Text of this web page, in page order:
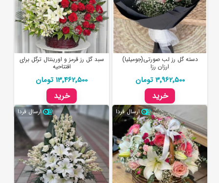
دسته گل رز لب صورتی(جومیلیا)
ارزان رزا
3٬962٬500 تومان
خرید
سبد گل رز قرمز و اورینتال ترگل برای
افتتاحیه
13٬462٬500 تومان
خرید
ارسال فردا ارسال فردا